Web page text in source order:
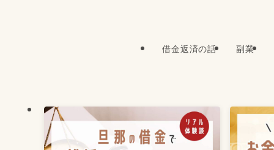
借金返済の話 副業